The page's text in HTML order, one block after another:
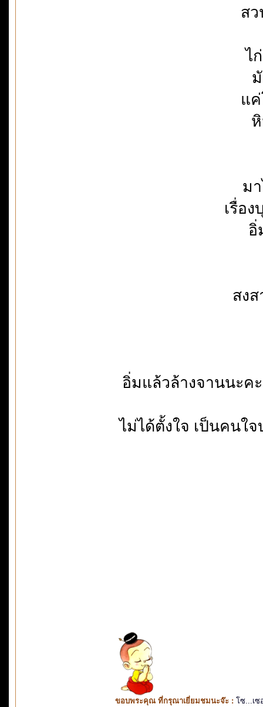
ส
ไ
แ
ม
เรื่อ
อิ่
สง
อิ่มแล้วล้างจานนะค
ไม่ได้ตั้งใจ เป็นคนใ
ขอบพระคุณ ที่กรุณาเยี่ยมชมนะจ๊ะ : โซ...เซ